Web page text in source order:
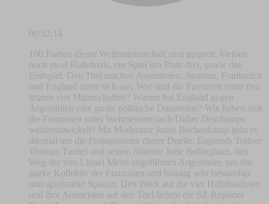
00:32:14
100 Partien dieser Weltmeisterschaft sind gespielt, bleiben
noch zwei Halbfinals, ein Spiel um Platz drei, sowie das
Endspiel. Den Titel machen Argentinien, Spanien, Frankreich
und England unter sich aus. Wer sind die Favoriten unter den
letzten vier Mannschaften? Warum hat England gegen
Argentinien eine große politische Dimension? Wie haben sich
die Franzosen unter Weltmeistercoach Didier Deschamps
weiterentwickelt? Mit Moderator Jonas Beckenkamp geht es
diesmal um die Protagonisten dieser Duelle: Englands Trainer
Thomas Tuchel und seinen Stürmer Jude Bellingham, den
Weg der von Lionel Messi angeführten Argentinier, um das
starke Kollektiv der Franzosen und bislang sehr beständige
und spielstarke Spanier. Den Blick auf die vier Halbfinalisten
und ihre Aussichten auf den Titel liefern die SZ-Reporter